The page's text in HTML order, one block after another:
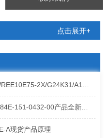
点击展开+
REXROTH力士乐比例阀4WREE10E75-2X/G24K31/A1V原厂发货资料
Metrix迈确振动变送器ST5484E-151-0432-00产品全新介绍
A现货产品原理